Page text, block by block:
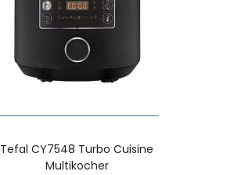
Tefal CY7548 Turbo Cuisine
Multikocher